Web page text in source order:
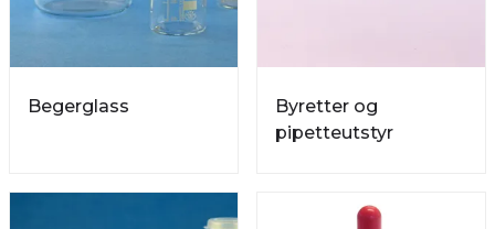
Begerglass
Byretter og
pipetteutstyr